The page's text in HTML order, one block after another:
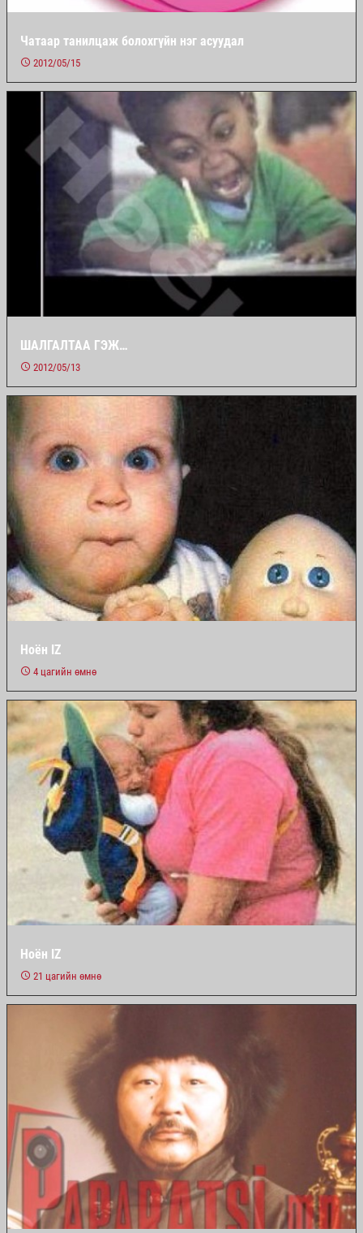
Чатаар танилцаж болохгүйн нэг асуудал
2012/05/15
ШАЛГАЛТАА ГЭЖ…
2012/05/13
Ноён IZ
4 цагийн өмнө
Ноён IZ
21 цагийн өмнө